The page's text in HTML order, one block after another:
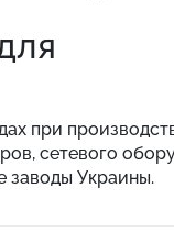
при
сетевого
заводы Украины.